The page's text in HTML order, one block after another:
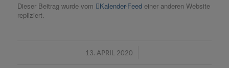
Dieser Beitrag wurde vom Kalender-Feedeiner anderen Website
repliziert.
13. APRIL 2020
/